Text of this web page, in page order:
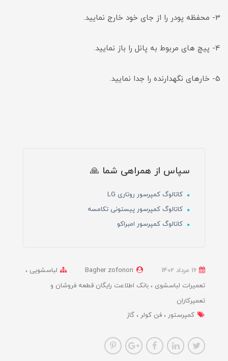
3- محفظه پودر را از جای خود خارج نمایید.
4- پیچ های مربوط به پانل را باز نمایید.
5- خارهای نگهدارنده را جدا نمایید.
سپاس از همراهی شما 🙏
کاتالوگ کمپرسور روتاری LG
کاتالوگ کمپرسور پیستونی تکامسه
کاتالوگ کمپرسور امبراکو
Bagher zofonon
لباسشویی
تعمیرات لباسشوی
بانک اطلاعت رایگان قطعه فروشان و
تعمیرکاران
کمپرستور
فن کولر گاز